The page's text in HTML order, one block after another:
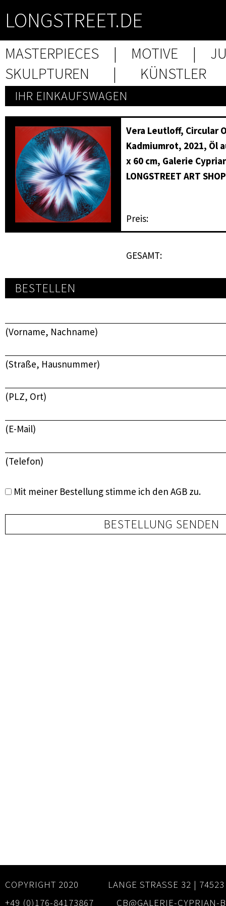
LONGSTREET.DE
MASTERPIECES | MOTIVE |
SKULPTUREN
| KÜNSTLER
IHR EINKAUFSWAGEN
Vera Leutloff, Circular
Kadmiumrot, 2021, Öl
x 60 cm, Galerie
LONGSTREET ART SHOP
Preis:
GESAMT:
BESTELLEN
(Vorname, Nachname)
(Straße, Hausnummer)
(PLZ, Ort)
(E-Mail)
(Telefon)
Mit meiner Bestellung stimme ich den AGB zu.
COPYRIGHT 2020
LANGE STRASSE 32 |
+49 (0)176-84173867
CB@GALERIE-CYPRIAN-